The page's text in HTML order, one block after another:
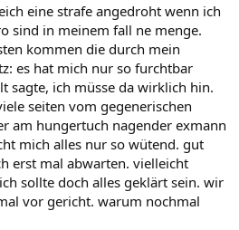
eine strafe angedroht wenn ich
sind in meinem fall ne menge.
kommen die durch mein
es hat mich nur so furchtbar
sagte, ich müsse da wirklich hin.
seiten vom gegenerischen
am hungertuch nagender exmann
mich alles nur so wütend. gut
erst mal abwarten. vielleicht
sollte doch alles geklärt sein. wir
vor gericht. warum nochmal